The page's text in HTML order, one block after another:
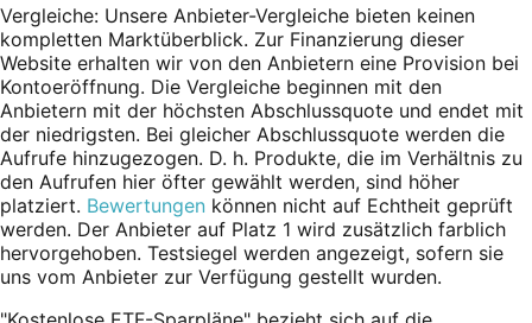
Vergleiche: Unsere Anbieter-Vergleiche bieten keinen
kompletten Marktüberblick. Zur Finanzierung dieser
Website erhalten wir von den Anbietern eine Provision bei
Kontoeröffnung. Die Vergleiche beginnen mit den
Anbietern mit der höchsten Abschlussquote und endet mit
der niedrigsten. Bei gleicher Abschlussquote werden die
Aufrufe hinzugezogen. D. h. Produkte, die im Verhältnis zu
den Aufrufen hier öfter gewählt werden, sind höher
platziert. Bewertungen können nicht auf Echtheit geprüft
werden. Der Anbieter auf Platz 1 wird zusätzlich farblich
hervorgehoben. Testsiegel werden angezeigt, sofern sie
uns vom Anbieter zur Verfügung gestellt wurden.